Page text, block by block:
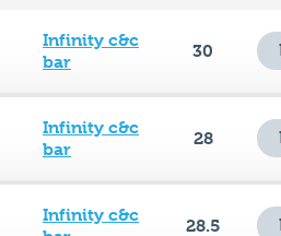
Infinity c&c
bar
30
Infinity c&c
bar
28
Infinity c&c
28.5